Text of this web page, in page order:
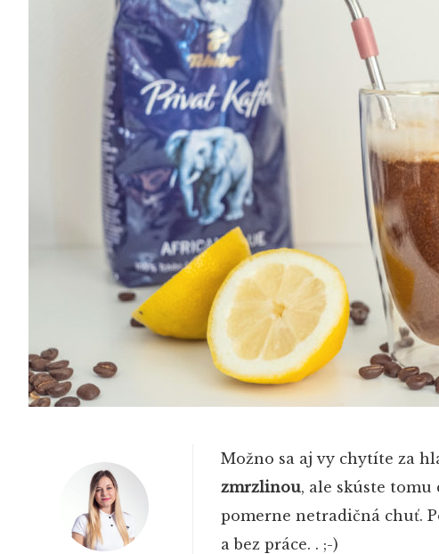
Možno sa aj vy chytíte za
zmrzlinou, ale skúste tomu
pomerne netradičná chuť.
a bez práce. . ;-)